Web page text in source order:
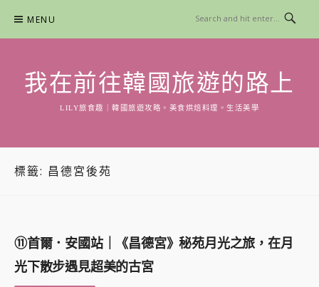
content
MENU
我在前往韓國旅遊的路上
LILY旅食趣｜韓國旅遊攻略。美食烘焙料理。生活美學
標籤: 昌德宮後苑
⑪首爾．安國站｜《昌德宮》秘苑月光之旅，在月
光下散步遇見超美的古宮